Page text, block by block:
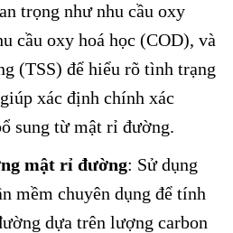
trọng như nhu cầu oxy
cầu oxy hoá học (COD), và
(TSS) để hiểu rõ tình trạng
xác định chính xác
sung từ mật rỉ đường.
mật rỉ đường: Sử dụng
mềm chuyên dụng để tính
dựa trên lượng carbon